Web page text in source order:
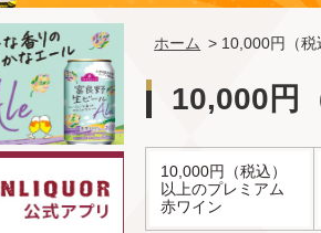
ホーム > 10,000円（
10,000円
10,000円（税込）
以上のプレミアム
赤ワイン